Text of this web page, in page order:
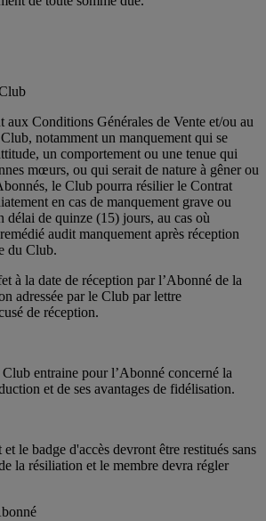
aux Conditions Générales de Vente et/ou au
notamment un manquement qui se
un comportement ou une tenue qui
mœurs, ou qui serait de nature à gêner ou
le Club pourra résilier le Contrat
en cas de manquement grave ou
délai de quinze (15) jours, au cas où
audit manquement après réception
du Club.
à la date de réception par l’Abonné de la
adressée par le Club par lettre
de réception.
entraine pour l’Abonné concerné la
et de ses avantages de fidélisation.
le badge d'accès devront être restitués sans
la résiliation et le membre devra régler